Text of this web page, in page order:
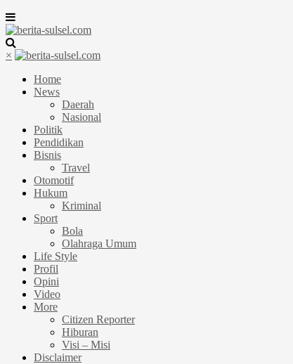
×
Home
News
Daerah
Nasional
Politik
Pendidikan
Bisnis
Travel
Otomotif
Hukum
Kriminal
Sport
Bola
Olahraga Umum
Life Style
Profil
Opini
Video
More
Citizen Reporter
Hiburan
Visi – Misi
Disclaimer